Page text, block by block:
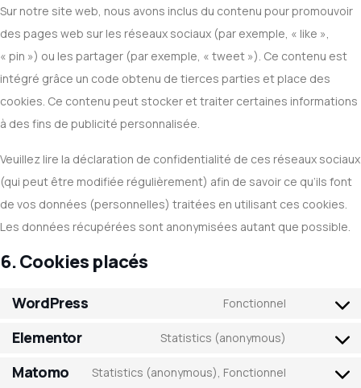
Sur notre site web, nous avons inclus du contenu pour promouvoir
des pages web sur les réseaux sociaux (par exemple, « like »,
« pin ») ou les partager (par exemple, « tweet »). Ce contenu est
intégré grâce un code obtenu de tierces parties et place des
cookies. Ce contenu peut stocker et traiter certaines informations
à des fins de publicité personnalisée.
Veuillez lire la déclaration de confidentialité de ces réseaux sociaux
(qui peut être modifiée régulièrement) afin de savoir ce qu’ils font
de vos données (personnelles) traitées en utilisant ces cookies.
Les données récupérées sont anonymisées autant que possible.
6. Cookies placés
WordPress Fonctionnel
Elementor Statistics (anonymous)
Matomo Statistics (anonymous), Fonctionnel